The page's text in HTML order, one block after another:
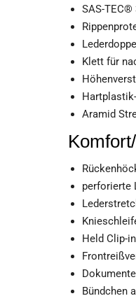
SAS-
Klett für
Aramid
perforierte
Held Clip-
Bündchen